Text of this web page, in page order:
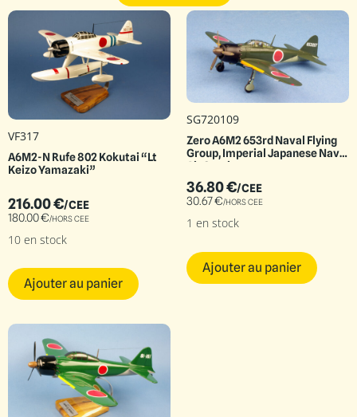
VF317
A6M2-N Rufe 802 Kokutai “Lt
Keizo Yamazaki”
216.00€/CEE
180.00€/HORS CEE
10 en stock
Ajouter au panier
SG720109
Zero A6M2 653rd Naval Flying
Group, Imperial Japanese Naval
Air Service
36.80€/CEE
30.67€/HORS CEE
1 en stock
Ajouter au panier